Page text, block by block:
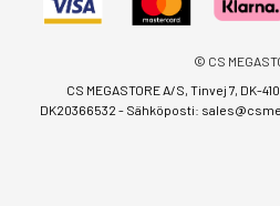
© CS
CS MEGASTORE A/S, Tinvej 7, DK-
DK20366532 - Sähköposti: